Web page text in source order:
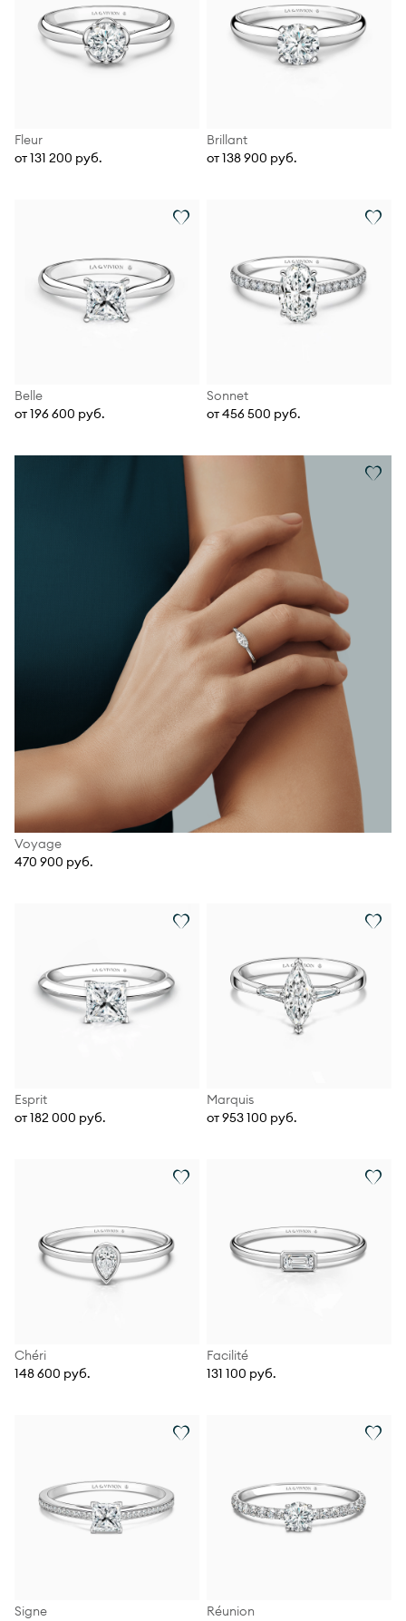
Fleur
от 131 200 руб.
Brillant
от 138 900 руб.
Belle
от 196 600 руб.
Sonnet
от 456 500 руб.
Voyage
470 900 руб.
Esprit
от 182 000 руб.
Marquis
от 953 100 руб.
Chéri
148 600 руб.
Facilité
131 100 руб.
Signe Réunion